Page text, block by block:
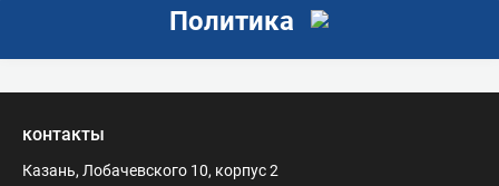
Политика
контакты
Казань, Лобачевского 10, корпус 2